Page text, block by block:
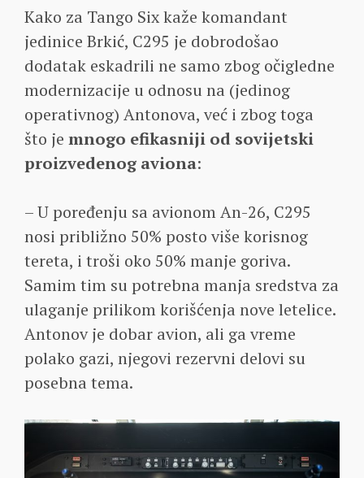
Kako za Tango Six kaže komandant
jedinice Brkić, C295 je dobrodošao
dodatak eskadrili ne samo zbog očigledne
modernizacije u odnosu na (jedinog
operativnog) Antonova, već i zbog toga
što je mnogo efikasniji od sovijetski
proizvedenog aviona:
– U poređenju sa avionom An-26, C295
nosi približno 50% posto više korisnog
tereta, i troši oko 50% manje goriva.
Samim tim su potrebna manja sredstva za
ulaganje prilikom korišćenja nove letelice.
Antonov je dobar avion, ali ga vreme
polako gazi, njegovi rezervni delovi su
posebna tema.